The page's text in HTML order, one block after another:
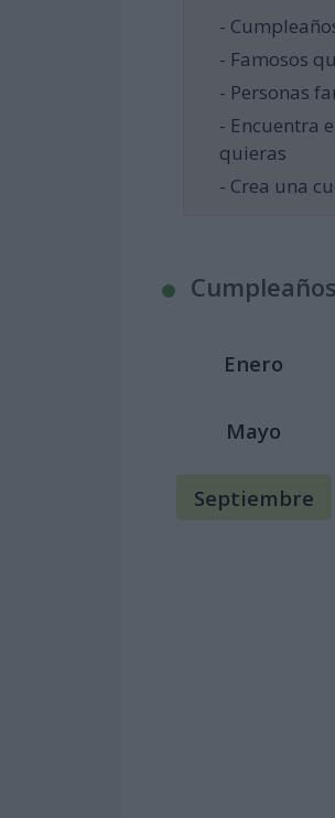
-
- Famosos
- Personas
- Encuentra
quieras
- Crea una
Enero
Mayo
Septiembre